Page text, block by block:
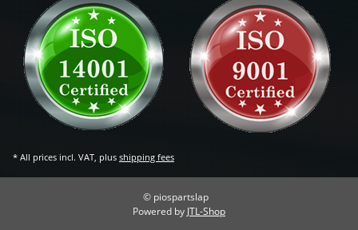
* All prices incl. VAT, plus shipping fees
© piospartslap
Powered by JTL-Shop